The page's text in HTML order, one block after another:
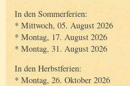
In den Sommerferien:
* Mittwoch, 05. August 2026
* Montag, 17. August 2026
* Montag, 31. August 2026
In den Herbstferien:
* Montag, 26. Oktober 2026